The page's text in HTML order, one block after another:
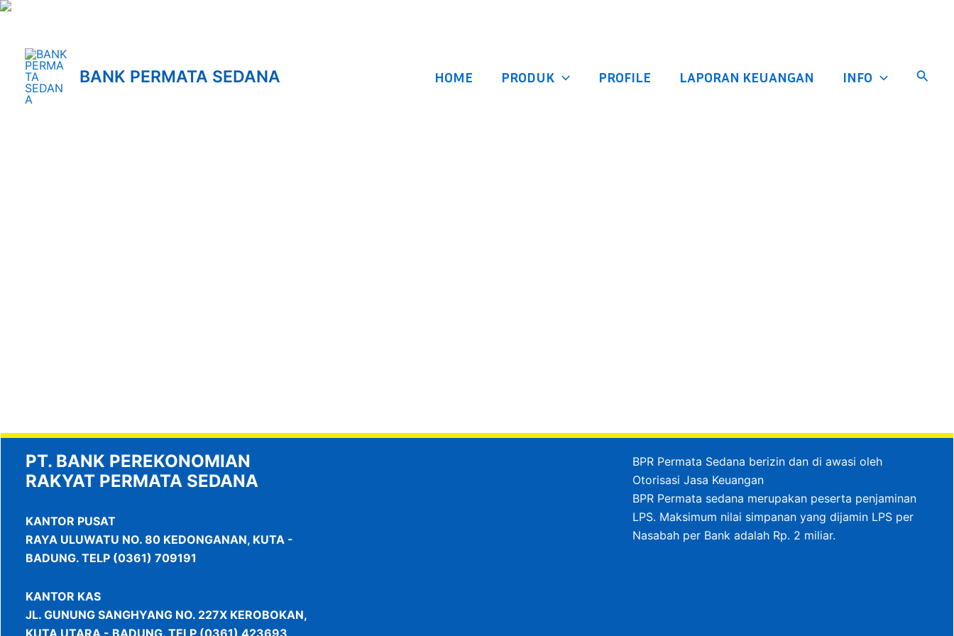
Lewati
konten
BANK PERMATA SEDANA HOME PRODUK PROFILE LAPORAN KEUANGAN INFO Cari
PT. BANK PEREKONOMIAN
RAKYAT PERMATA SEDANA
KANTOR PUSAT
RAYA ULUWATU NO. 80 KEDONGANAN, KUTA -
BADUNG. TELP (0361) 709191
KANTOR KAS
JL. GUNUNG SANGHYANG NO. 227X KEROBOKAN,
KUTA UTARA - BADUNG. TELP (0361) 423693
BPR Permata Sedana berizin dan di awasi oleh
Otorisasi Jasa Keuangan
BPR Permata sedana merupakan peserta penjaminan
LPS. Maksimum nilai simpanan yang dijamin LPS per
Nasabah per Bank adalah Rp. 2 miliar.